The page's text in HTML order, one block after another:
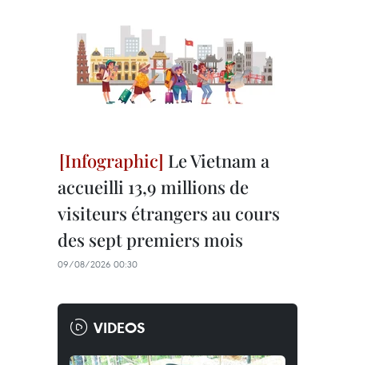
Le Vietnam a
accueilli 13,9 millions de
visiteurs étrangers au cours
des sept premiers mois
09/08/2026 00:30
VIDEOS